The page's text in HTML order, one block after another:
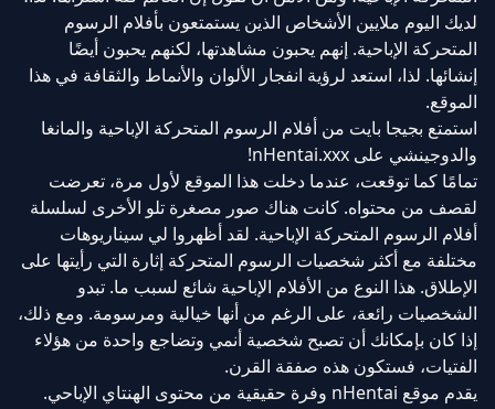
لديك اليوم ملايين الأشخاص الذين يستمتعون بأفلام الرسوم
المتحركة الإباحية. إنهم يحبون مشاهدتها، لكنهم يحبون أيضًا
إنشائها. لذا، استعد لرؤية انفجار الألوان والأنماط والثقافة في هذا
الموقع.
استمتع بجيجا بايت من أفلام الرسوم المتحركة الإباحية والمانغا
والدوجينشي على nHentai.xxx!
تمامًا كما توقعت، عندما دخلت هذا الموقع لأول مرة، تعرضت
لقصف من محتواه. كانت هناك صور مصغرة تلو الأخرى لسلسلة
أفلام الرسوم المتحركة الإباحية. لقد أظهروا لي سيناريوهات
مختلفة مع أكثر شخصيات الرسوم المتحركة إثارة التي رأيتها على
الإطلاق. هذا النوع من الأفلام الإباحية شائع لسبب ما. تبدو
الشخصيات رائعة، على الرغم من أنها خيالية ومرسومة. ومع ذلك،
إذا كان بإمكانك أن تصبح شخصية أنمي وتضاجع واحدة من هؤلاء
الفتيات، فستكون هذه صفقة القرن.
يقدم موقع nHentai وفرة حقيقية من محتوى الهنتاي الإباحي.